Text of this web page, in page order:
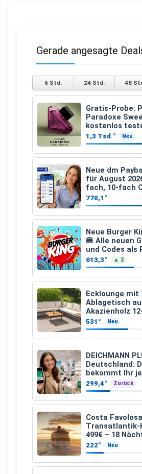
Gerade angesagte
6 Std. 24 Std. 48
Gratis-Probe:
Paradoxe
kostenlos
1,3 Tsd.° Neu
Neue dm
für August
fach, 10-fach
den gesamten
€
770,1°
Neue Burger
🍔 Alle neuen
und Codes als
25.07.2026 bis
613,3° ▲ 2
Ecklounge mit
Ablagetisch
Akazienholz
531° Neu
DEICHMANN
Deutschland:
bekommt Ihr
Schuhkauf
299,4° Zurück
Costa Favolosa
Transatlantik-
499€ – 18
Hamburg nach
222° Neu